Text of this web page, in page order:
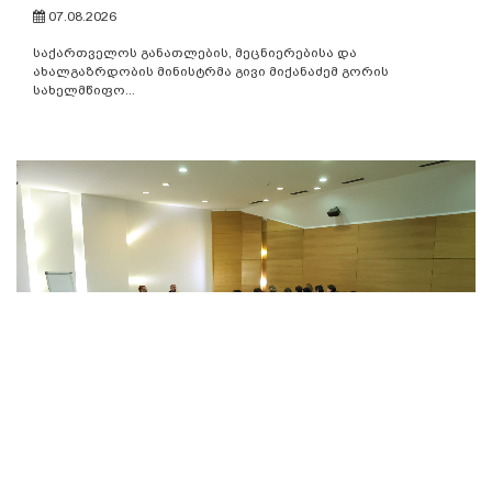
07.08.2026
საქართველოს განათლების, მეცნიერებისა და
ახალგაზრდობის მინისტრმა გივი მიქანაძემ გორის
სახელმწიფო...